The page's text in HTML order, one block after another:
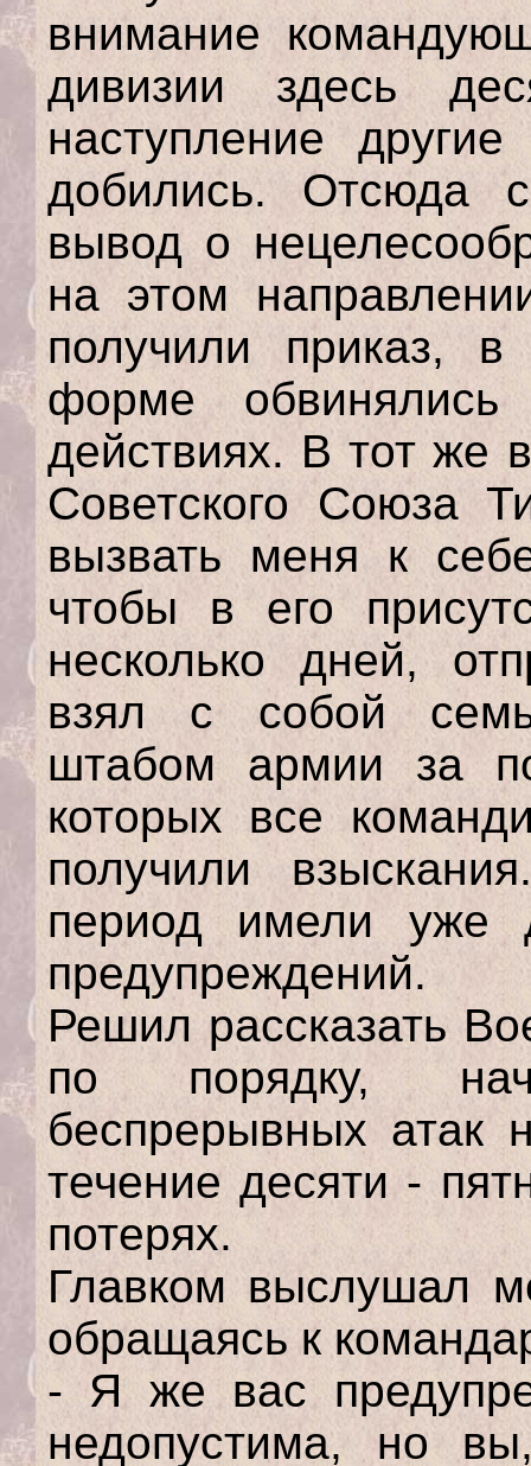
внимание
дивизии здесь
наступление
добились. Отсюда
вывод о
на этом
получили приказ,
форме
действиях. В тот жe
Советского Союза
вызвать меня к
чтобы в его
несколько дней,
взял с собой
штабом армии за
которых все
получили
период имели уже
предупреждений.
Решил рассказать
по порядку,
беспрерывных
течение десяти -
потерях.
Главком выслушал
обращаясь к
- Я же вас
недопустима, но